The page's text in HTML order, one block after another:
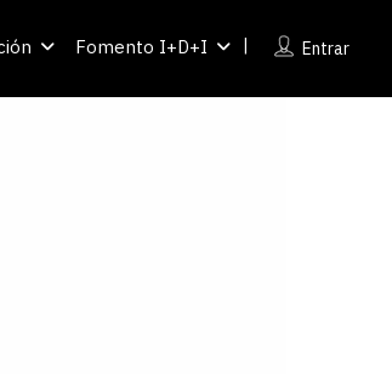
Entrar
Fomento I+D+I